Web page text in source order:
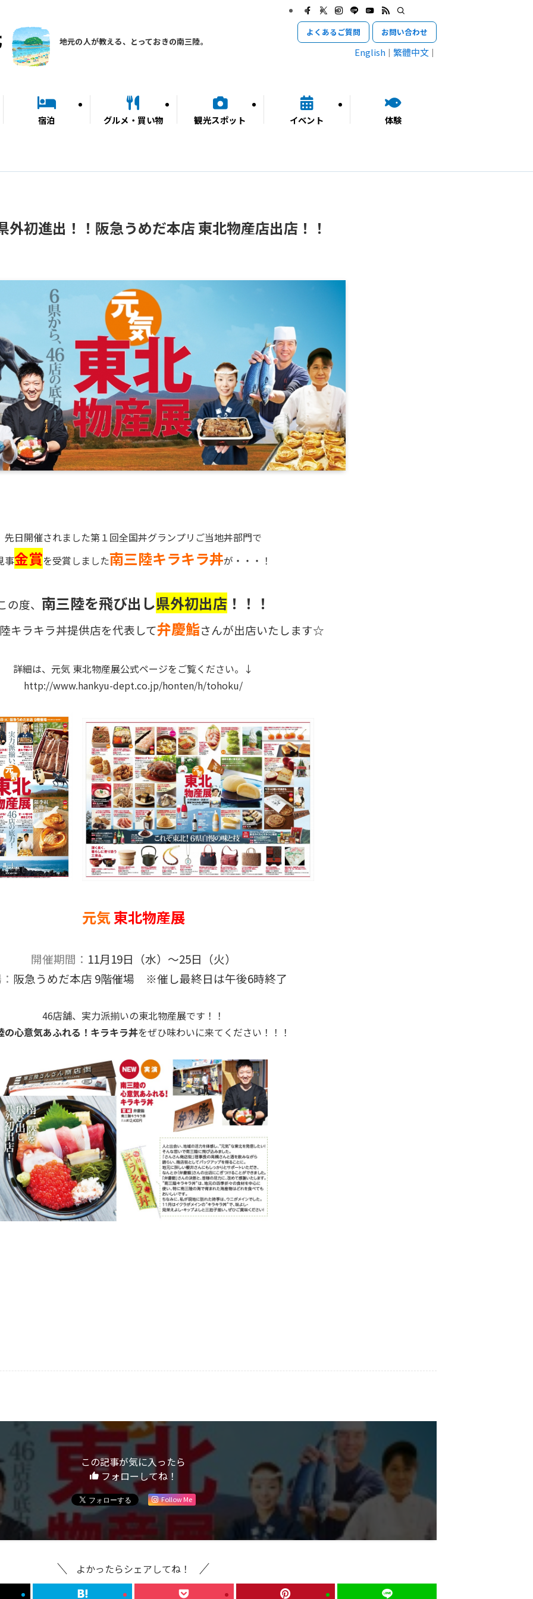
地元の人が教える、とっておきの南三陸。
宿泊 グルメ・買い物 観光スポット イベント 体験
よくあるご質問 お問い合わせ
English 繁體中文
外初進出！！阪急うめだ本店 東北物産店出店！！
先日開催されました第１回全国丼グランプリご当地丼部門で
事金賞を受賞しました南三陸キラキラ丼が・・・！
の度、 南三陸を飛び出し県外初出店 ！！！
キラキラ丼提供店を代表して弁慶鮨さんが出店いたします☆
詳細は、元気 東北物産展公式ページをご覧ください。↓
http://www.hankyu-dept.co.jp/honten/h/tohoku/
元気東北物産展
開催期間： 11月19日（水）～25日（火）
阪急うめだ本店 9階催場 ※催し最終日は午後6時終了
46店舗、実力派揃いの東北物産展です！！
の心意気あふれる！キラキラ丼をぜひ味わいに来てください！！！
この記事が気に入ったら
フォローしてね！
Follow Me
よかったらシェアしてね！